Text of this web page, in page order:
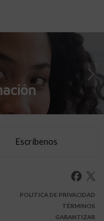
Escríbenos
POLÍTICA DE PRIVACIDAD
TÉRMINOS
GARANTIZAR